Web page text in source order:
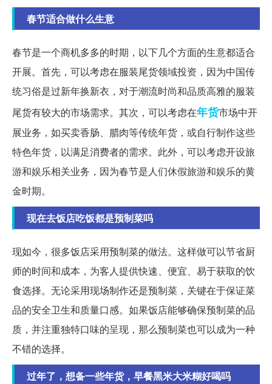
春节适合做什么生意
春节是一个商机多多的时期，以下几个方面的生意都适合
开展。首先，可以考虑在服装尾货领域投资，因为中国传
统习俗是过新年换新衣，对于潮流时尚和品质高雅的服装
尾货有较大的市场需求。其次，可以考虑在年货市场中开
展业务，如买卖香肠、腊肉等传统年货，或自行制作这些
特色年货，以满足消费者的需求。此外，可以考虑开设旅
游和娱乐相关业务，因为春节是人们休假旅游和娱乐的黄
金时期。
现在去饭店吃饭都是预制菜吗
现如今，很多饭店采用预制菜的做法。这样做可以节省厨
师的时间和成本，为客人提供快速、便宜、易于获取的饮
食选择。无论采用现场制作还是预制菜，关键在于保证菜
品的安全卫生和质量口感。如果饭店能够确保预制菜的品
质，并注重独特口味的呈现，那么预制菜也可以成为一种
不错的选择。
过年了，想备一些年货，早餐黑米大米糊好喝吗